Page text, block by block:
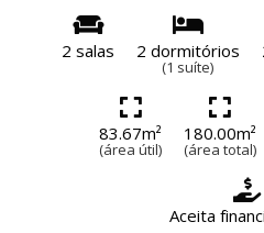
2 salas 2 dormitórios
(1 suíte)
83.67m²
(área útil)
180.00m²
(área total)
Aceita